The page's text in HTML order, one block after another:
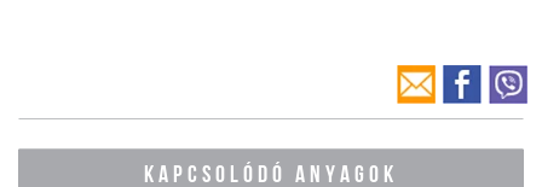
KAPCSOLÓDÓ ANYAGOK